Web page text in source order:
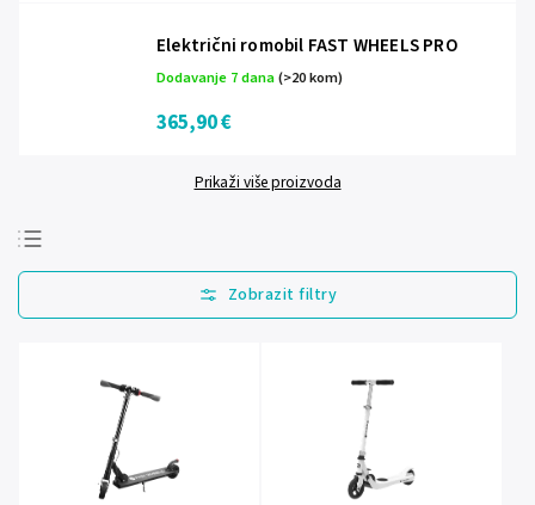
Električni romobil FAST WHEELS PRO
Dodavanje 7 dana(>20 kom)
365,90 €
Prikaži više proizvoda
Najprodavanije
Najjeftinije
Abecedno